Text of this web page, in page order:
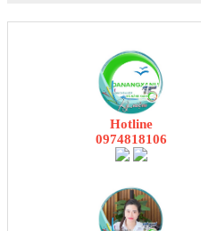
Hotline
0974818106